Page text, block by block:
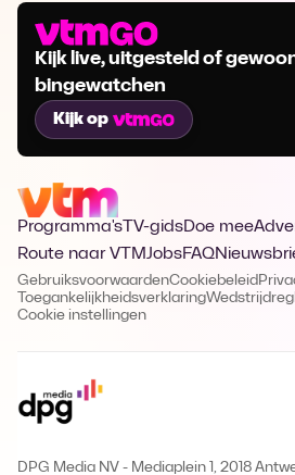
Kijk live, uitgesteld of
bingewatchen
Kijk op
Programma's TV-gidsDoe mee
Route naar VTMJobsFAQ
GebruiksvoorwaardenCookiebeleid
Toegankelijkheidsverklaring
Cookie instellingen
DPG Media NV - Mediaplein 1, 2018